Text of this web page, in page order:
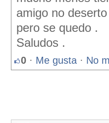
amigo no
pero se quedo .
Saludos .
0 · Me gusta · No